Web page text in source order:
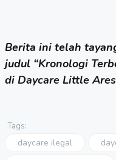
Berita ini telah
judul “Kronologi
di Daycare Little
Tags:
daycare ilegal